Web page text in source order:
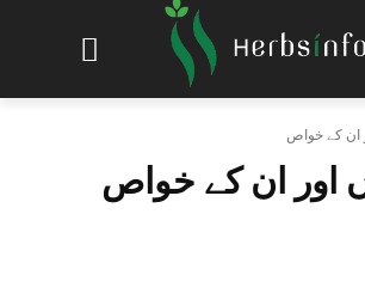
ان کے خواص
اور ان کے خواص